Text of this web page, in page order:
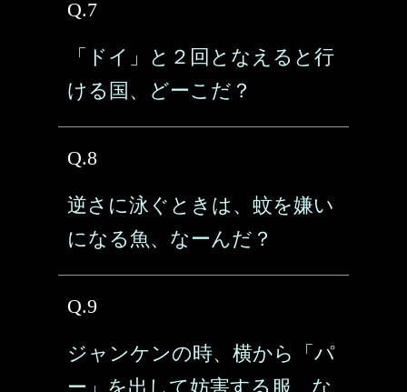
Q.7
「ドイ」と２回となえると行
ける国、どーこだ？
Q.8
逆さに泳ぐときは、蚊を嫌い
になる魚、なーんだ？
Q.9
ジャンケンの時、横から「パ
ー」を出して妨害する服、な